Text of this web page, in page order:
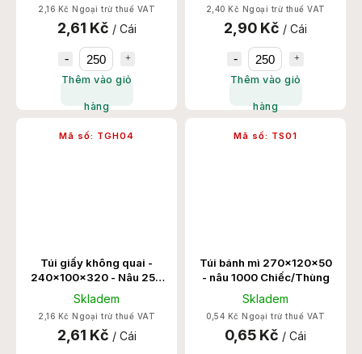
2,16 Kč Ngoại trừ thuế VAT
2,61 Kč / Cái
Thêm vào giỏ
hàng
2,40 Kč Ngoại trừ thuế VAT
2,90 Kč / Cái
Thêm vào giỏ
hàng
Túi giấy không quai -
240x100x320 - Nâu 250
Chiếc/Thùng
Skladem
2,16 Kč Ngoại trừ thuế VAT
2,61 Kč / Cái
Mã số: TGH04
Túi bánh mì 270x120x50
- nâu 1000 Chiếc/Thùng
Skladem
0,54 Kč Ngoại trừ thuế VAT
0,65 Kč / Cái
Mã số: TS01